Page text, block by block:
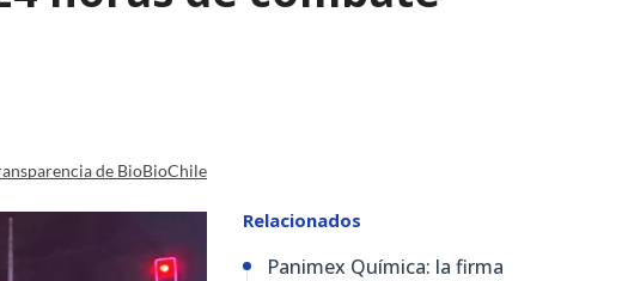
de BioBioChile
Relacionados
Panimex Química: la firma